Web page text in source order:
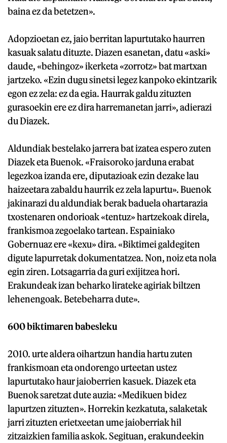
baina ez da betetzen».
Adopzioetan ez, jaio berritan lapurtutako haurren
kasuak salatu dituzte. Diazen esanetan, datu «aski»
daude, «behingoz» ikerketa «zorrotz» bat martxan
jartzeko. «Ezin dugu sinetsi legez kanpoko ekintzarik
egon ez zela: ez da egia. Haurrak galdu zituzten
gurasoekin ere ez dira harremanetan jarri», adierazi
du Diazek.
Aldundiak bestelako jarrera bat izatea espero zuten
Diazek eta Buenok. «Fraisoroko jarduna erabat
legezkoa izanda ere, diputazioak ezin dezake lau
haizeetara zabaldu haurrik ez zela lapurtu». Buenok
jakinarazi du aldundiak berak baduela ohartarazia
txostenaren ondorioak «tentuz» hartzekoak direla,
frankismoa zegoelako tartean. Espainiako
Gobernuaz ere «kexu» dira. «Biktimei galdegiten
digute lapurretak dokumentatzea. Non, noiz eta nola
egin ziren. Lotsagarria da guri exijitzea hori.
Erakundeak izan beharko lirateke agiriak biltzen
lehenengoak. Betebeharra dute».
600 biktimaren babesleku
2010. urte aldera oihartzun handia hartu zuten
frankismoan eta ondorengo urteetan ustez
lapurtutako haur jaioberrien kasuek. Diazek eta
Buenok saretzat dute auzia: «Medikuen bidez
lapurtzen zituzten». Horrekin kezkatuta, salaketak
jarri zituzten erietxeetan ume jaioberriak hil
zitzaizkien familia askok. Segituan, erakundeekin